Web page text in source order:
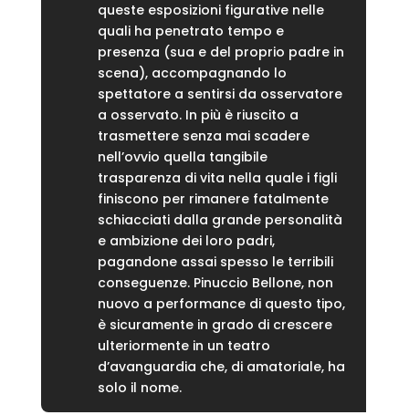
queste esposizioni figurative nelle
quali ha penetrato tempo e
presenza (sua e del proprio padre in
scena), accompagnando lo
spettatore a sentirsi da osservatore
a osservato. In più è riuscito a
trasmettere senza mai scadere
nell’ovvio quella tangibile
trasparenza di vita nella quale i figli
finiscono per rimanere fatalmente
schiacciati dalla grande personalità
e ambizione dei loro padri,
pagandone assai spesso le terribili
conseguenze. Pinuccio Bellone, non
nuovo a performance di questo tipo,
è sicuramente in grado di crescere
ulteriormente in un teatro
d’avanguardia che, di amatoriale, ha
solo il nome.